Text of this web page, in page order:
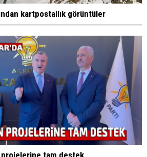
kartpostallık görüntüler
projelerine tam destek